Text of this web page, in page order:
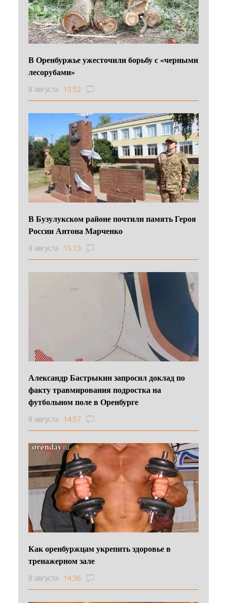
В Оренбуржье ужесточили борьбу с «черными
лесорубами»
8 августа 15:52
В Бузулукском районе почтили память Героя
России Антона Марченко
8 августа 15:13
Александр Бастрыкин запросил доклад по
факту травмирования подростка на
футбольном поле в Оренбурге
8 августа 14:57
Как оренбуржцам укрепить здоровье в
тренажерном зале
8 августа 14:36